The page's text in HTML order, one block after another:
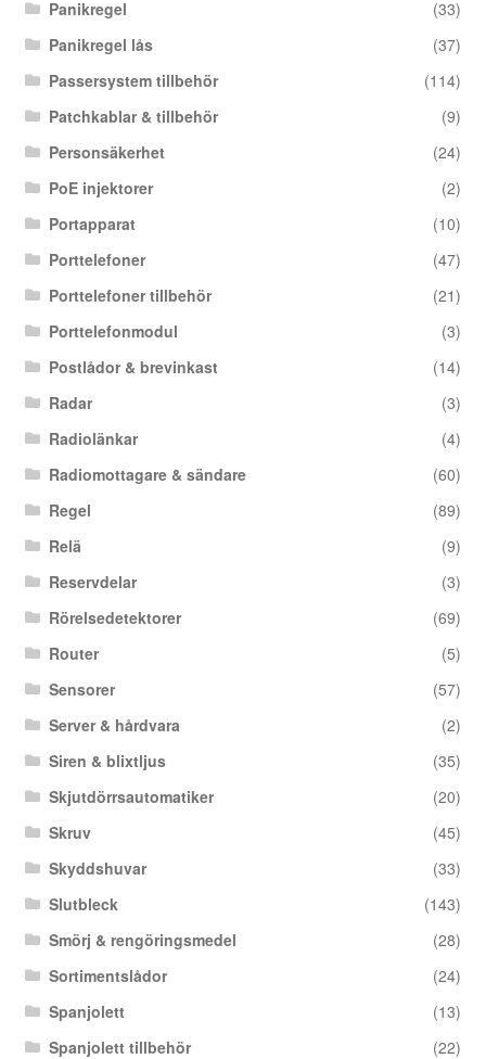
Panikregel
(33)
Panikregel lås
(37)
Passersystem tillbehör
(114)
Patchkablar & tillbehör
(9)
Personsäkerhet
(24)
PoE injektorer
(2)
Portapparat
(10)
Porttelefoner
(47)
Porttelefoner tillbehör
(21)
Porttelefonmodul
(3)
Postlådor & brevinkast
(14)
Radar
(3)
Radiolänkar
(4)
Radiomottagare & sändare
(60)
Regel
(89)
Relä
(9)
Reservdelar
(3)
Rörelsedetektorer
(69)
Router
(5)
Sensorer
(57)
Server & hårdvara
(2)
Siren & blixtljus
(35)
Skjutdörrsautomatiker
(20)
Skruv
(45)
Skyddshuvar
(33)
Slutbleck
(143)
Smörj & rengöringsmedel
(28)
Sortimentslådor
(24)
Spanjolett
(13)
Spanjolett tillbehör
(22)